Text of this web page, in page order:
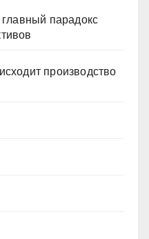
парадокс
производство